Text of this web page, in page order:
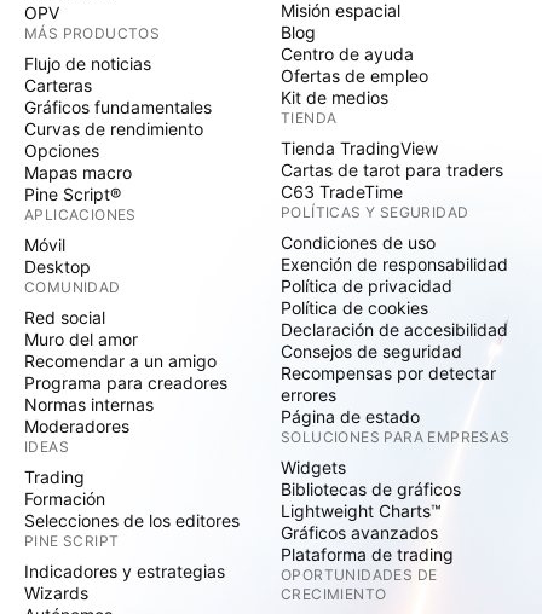
OPV
MÁS PRODUCTOS
Flujo de noticias
Carteras
Gráficos fundamentales
Curvas de rendimiento
Opciones
Mapas macro
Pine Script®
APLICACIONES
Móvil
Desktop
COMUNIDAD
Red social
Muro del amor
Recomendar a un amigo
Programa para creadores
Normas internas
Moderadores
IDEAS
Trading
Formación
Selecciones de los editores
PINE SCRIPT
Indicadores y estrategias
Wizards
Misión espacial
Blog
Centro de ayuda
Ofertas de empleo
Kit de medios
TIENDA
Tienda TradingView
Cartas de tarot para traders
C63 TradeTime
POLÍTICAS Y SEGURIDAD
Condiciones de uso
Exención de responsabilidad
Política de privacidad
Política de cookies
Declaración de accesibilidad
Consejos de seguridad
Recompensas por detectar
errores
Página de estado
SOLUCIONES PARA EMPRESAS
Widgets
Bibliotecas de gráficos
Lightweight Charts™
Gráficos avanzados
Plataforma de trading
OPORTUNIDADES DE
CRECIMIENTO